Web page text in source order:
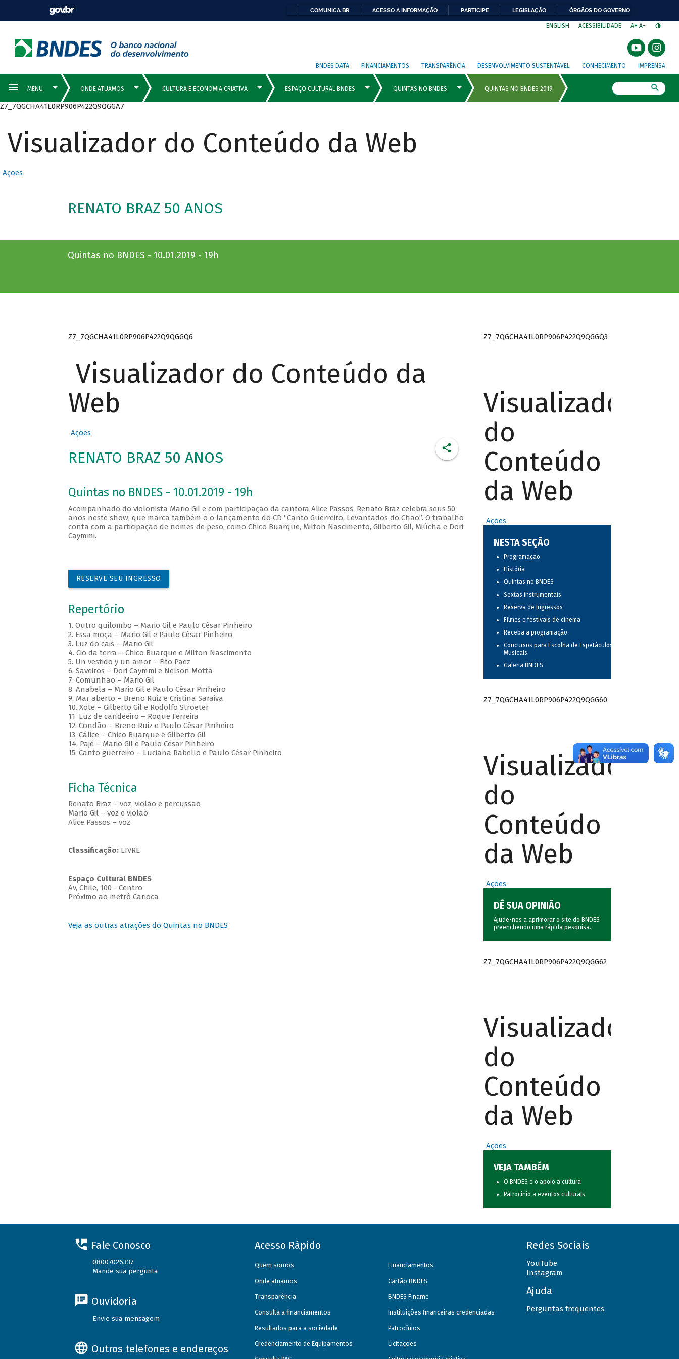
COMUNICA BR ACESSO À INFORMAÇÃO PARTICIPE LEGISLAÇÃO ÓRGÃOS DO GOVERNO
ENGLISH ACESSIBILIDADE A+ A-
BNDES DATA FINANCIAMENTOS TRANSPARÊNCIA DESENVOLVIMENTO SUSTENTÁVEL CONHECIMENTO IMPRENSA
Z7_7QGCHA41L0RP906P422Q9QGGA7
Visualizador do Conteúdo da Web
Ações
RENATO BRAZ 50 ANOS
Quintas no BNDES - 10.01.2019 - 19h
Z7_7QGCHA41L0RP906P422Q9QGGQ6
Visualizador do Conteúdo da
Web
Ações
RENATO BRAZ 50 ANOS
Quintas no BNDES - 10.01.2019 - 19h
Acompanhado do violonista Mario Gil e com participação da cantora Alice Passos, Renato Braz celebra seus 50
anos neste show, que marca também o o lançamento do CD “Canto Guerreiro, Levantados do Chão”. O trabalho
conta com a participação de nomes de peso, como Chico Buarque, Milton Nascimento, Gilberto Gil, Miúcha e Dori
Caymmi.
RESERVE SEU INGRESSO
Repertório
1. Outro quilombo – Mario Gil e Paulo César Pinheiro
2. Essa moça – Mario Gil e Paulo César Pinheiro
3. Luz do cais – Mario Gil
4. Cio da terra – Chico Buarque e Milton Nascimento
5. Un vestido y un amor – Fito Paez
6. Saveiros – Dori Caymmi e Nelson Motta
7. Comunhão – Mario Gil
8. Anabela – Mario Gil e Paulo César Pinheiro
9. Mar aberto – Breno Ruiz e Cristina Saraiva
10. Xote – Gilberto Gil e Rodolfo Stroeter
11. Luz de candeeiro – Roque Ferreira
12. Condão – Breno Ruiz e Paulo César Pinheiro
13. Cálice – Chico Buarque e Gilberto Gil
14. Pajé – Mario Gil e Paulo César Pinheiro
15. Canto guerreiro – Luciana Rabello e Paulo César Pinheiro
Ficha Técnica
Renato Braz – voz, violão e percussão
Mario Gil – voz e violão
Alice Passos – voz
Classificação: LIVRE
Espaço Cultural BNDES
Av, Chile, 100 - Centro
Próximo ao metrô Carioca
Veja as outras atrações do Quintas no BNDES
Z7_7QGCHA41L0RP906P422Q9QGGQ3
Visualizador
do
Conteúdo
da Web
Ações
NESTA SEÇÃO
Programação
História
Quintas no BNDES
Sextas instrumentais
Reserva de ingressos
Filmes e festivais de cinema
Receba a programação
Concursos para Escolha de Espetáculos
Musicais
Galeria BNDES
Z7_7QGCHA41L0RP906P422Q9QGG60
Visualizador
do
Conteúdo
da Web
Ações
DÊ SUA OPINIÃO
Ajude-nos a aprimorar o site do BNDES
preenchendo uma rápida pesquisa.
Z7_7QGCHA41L0RP906P422Q9QGG62
Visualizador
do
Conteúdo
da Web
Ações
VEJA TAMBÉM
O BNDES e o apoio à cultura
Patrocínio a eventos culturais
Fale Conosco
08007026337
Mande sua pergunta
Ouvidoria
Envie sua mensagem
Outros telefones e endereços
Acesso Rápido
Quem somos
Onde atuamos
Transparência
Consulta a financiamentos
Resultados para a sociedade
Credenciamento de Equipamentos
Financiamentos
Cartão BNDES
BNDES Finame
Instituições financeiras credenciadas
Patrocínios
Licitações
Redes Sociais
YouTube
Instagram
Ajuda
Perguntas frequentes